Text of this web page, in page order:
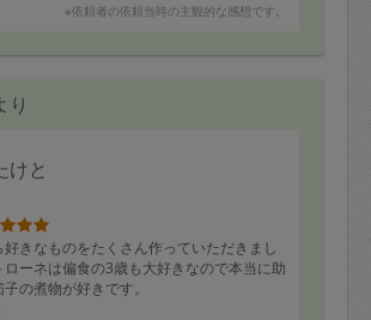
※依頼者の依頼当時の主観的な感想です。
り
けと
好きなものをたくさん作っていただきまし
ローネは偏食の3歳も大好きなので本当に助
の煮物が好きです。